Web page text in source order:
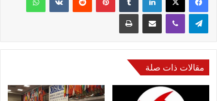
مقالات ذات صلة